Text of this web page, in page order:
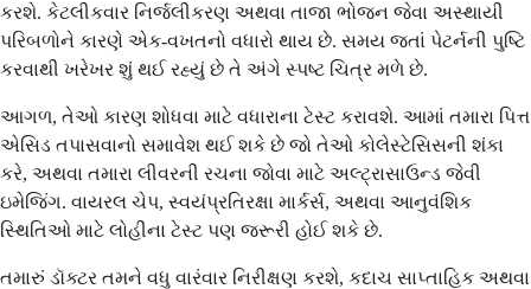
કરશે. કેટલીકવાર નિર્જલીકરણ અથવા તાજા ભોજન જેવા અસ્થાયી
પરિબળોને કારણે એક-વખતનો વધારો થાય છે. સમય જતાં પેટર્નની પુષ્ટિ
કરવાથી ખરેખર શું થઈ રહ્યું છે તે અંગે સ્પષ્ટ ચિત્ર મળે છે.
આગળ, તેઓ કારણ શોધવા માટે વધારાના ટેસ્ટ કરાવશે. આમાં તમારા પિત્ત
એસિડ તપાસવાનો સમાવેશ થઈ શકે છે જો તેઓ કોલેસ્ટેસિસની શંકા
કરે, અથવા તમારા લીવરની રચના જોવા માટે અલ્ટ્રાસાઉન્ડ જેવી
ઇમેજિંગ. વાયરલ ચેપ, સ્વયંપ્રતિરક્ષા માર્કર્સ, અથવા આનુવંશિક
સ્થિતિઓ માટે લોહીના ટેસ્ટ પણ જરૂરી હોઈ શકે છે.
તમારું ડૉક્ટર તમને વધુ વારંવાર નિરીક્ષણ કરશે, કદાચ સાપ્તાહિક અથવા